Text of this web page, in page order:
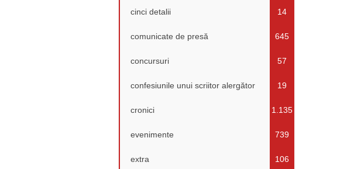
cinci detalii 14
comunicate de presă 645
concursuri 57
confesiunile unui scriitor alergător 19
cronici 1.135
evenimente 739
extra 106